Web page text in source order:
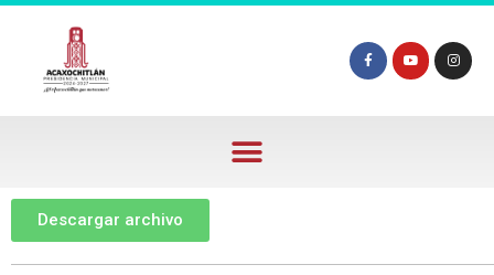
Descargar archivo